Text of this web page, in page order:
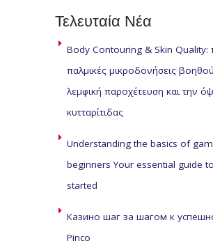
Τελευταία Νέα
Body Contouring & Skin Quality:
παλμικές μικροδονήσεις
λεμφική παροχέτευση και την
κυτταρίτιδας
Understanding the basics of
beginners Your essential guide
started
Казино шаг за шагом к
Pinco